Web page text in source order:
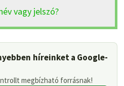
vagy jelszó?
híreinket a Google-
megbízható forrásnak!